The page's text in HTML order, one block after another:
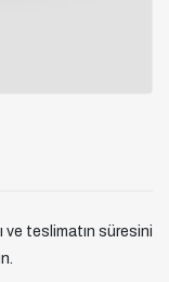
ve teslimatın süresini